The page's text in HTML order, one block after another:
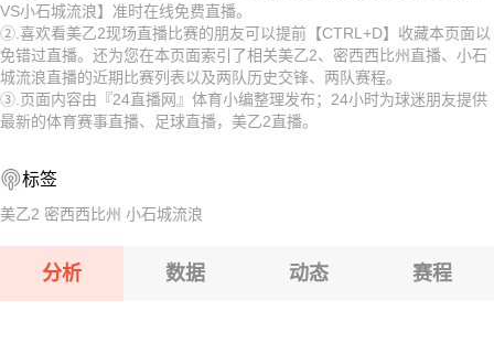
08-10 【乌克超】 利沃夫喀尔巴阡VSLNZ切尔卡瑟
08-10 【白俄甲】 奥尔沙VS莫洛迪兹诺
08-10 【白俄甲】 沃尔纳平斯克VS明斯克大学X实验室
08-10 【芬女甲】 中新地女足VS科特卡女足
08-10 【亚美甲】 乌拉尔图B队VS诺亚B队
08-10 【秘女联】 梅尔加女足VS伊鲁坎女足
08-10 【白俄甲】 沃尔纳平斯克VS明斯克大学X实验室
VS小石城流浪】准时在线免费直播。
②.喜欢看美乙2现场直播比赛的朋友可以提前【CTRL+D】收藏本页面以
免错过直播。还为您在本页面索引了相关美乙2、密西西比州直播、小石
城流浪直播的近期比赛列表以及两队历史交锋、两队赛程。
③.页面内容由『24直播网』体育小编整理发布；24小时为球迷朋友提供
最新的体育赛事直播、足球直播，美乙2直播。
标签
美乙2 密西西比州 小石城流浪
分析 数据 动态 赛程